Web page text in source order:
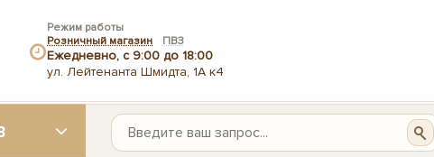
Режим работы
Розничный магазин
ПВЗ
Ежедневно, с 9:00 до 18:00
ул. Лейтенанта Шмидта, 1А к4